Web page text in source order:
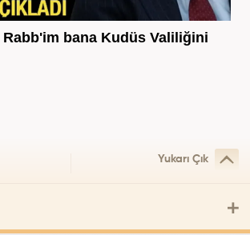
bana Kudüs Valiliğini
Yukarı Çık